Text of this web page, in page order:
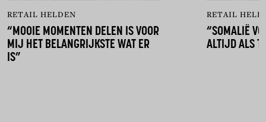
RETAIL HELDEN
“MOOIE MOMENTEN DELEN IS VOOR
MIJ HET BELANGRIJKSTE WAT ER
IS”
RETAIL
“SOMALIË
ALTIJD ALS